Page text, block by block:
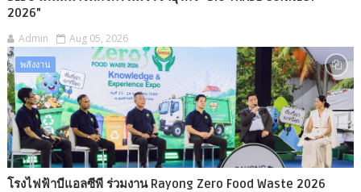
2026”
Admin Aug 05, 2026
พลังงาน
โรงไฟฟ้าบีแอลซีพี ร่วมงาน Rayong Zero Food Waste 2026